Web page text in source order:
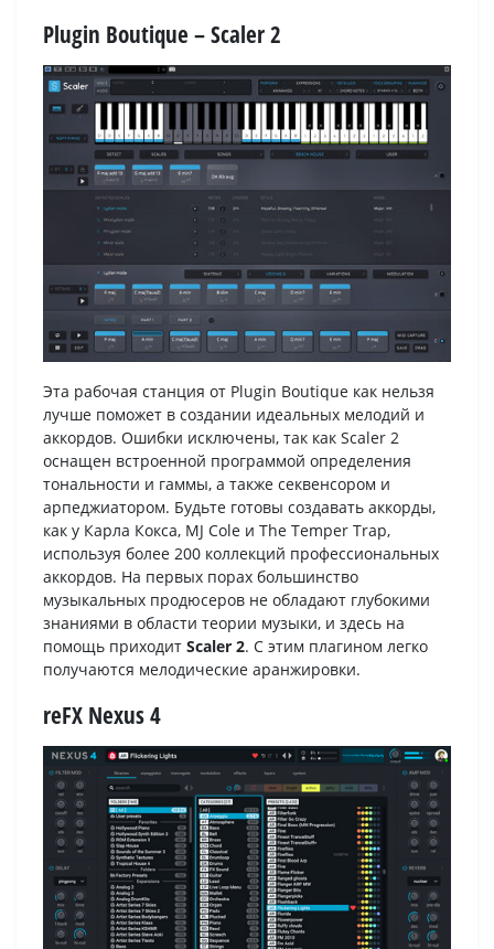
Plugin Boutique – Scaler 2
Эта рабочая станция от Plugin Boutique как нельзя
лучше поможет в создании идеальных мелодий и
аккордов. Ошибки исключены, так как Scaler 2
оснащен встроенной программой определения
тональности и гаммы, а также секвенсором и
арпеджиатором. Будьте готовы создавать аккорды,
как у Карла Кокса, MJ Cole и The Temper Trap,
используя более 200 коллекций профессиональных
аккордов. На первых порах большинство
музыкальных продюсеров не обладают глубокими
знаниями в области теории музыки, и здесь на
помощь приходит Scaler 2. С этим плагином легко
получаются мелодические аранжировки.
reFX Nexus 4